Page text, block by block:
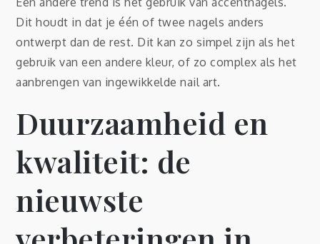
Dit houdt in dat je één of twee nagels anders
ontwerpt dan de rest. Dit kan zo simpel zijn als het
gebruik van een andere kleur, of zo complex als het
aanbrengen van ingewikkelde nail art.
Duurzaamheid en
kwaliteit: de
nieuwste